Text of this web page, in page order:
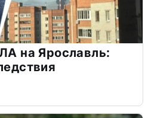
на Ярославль: